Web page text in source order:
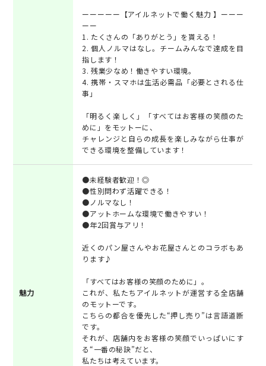
ーーーーー【アイルネットで働く魅力 】ーーー
ーー
1. たくさんの「ありがとう」を貰える！
2. 個人ノルマはなし。チームみんなで達成を目
指します！
3. 残業少なめ！働きやすい環境。
4. 携帯・スマホは生活必需品「必要とされる仕
事」
「明るく楽しく」「すべてはお客様の笑顔のた
めに」をモットーに、
チャレンジと自らの成長を楽しみながら仕事が
できる環境を整備しています！
魅力
●未経験者歓迎！◎
●性別問わず活躍できる！
●ノルマなし！
●アットホームな環境で働きやすい！
●年2回賞与アリ！
近くのパン屋さんやお花屋さんとのコラボもあ
ります♪
「すべてはお客様の笑顔のために」。
これが、私たちアイルネットが運営する全店舗
のモットーです。
こちらの都合を優先した“押し売り”は言語道断
です。
それが、店舗内をお客様の笑顔でいっぱいにす
る“一番の秘訣”だと、
私たちは考えています。